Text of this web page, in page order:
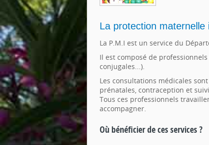
La protection maternelle
La P.M.I est un service du
Il est composé de
conjugales...).
Les consultations médicales
prénatales, contraception et
Tous ces professionnels
accompagner.
Où bénéficier de ces services ?